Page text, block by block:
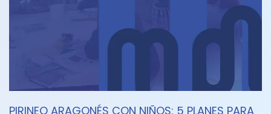
PIRINEO ARAGONÉS CON NIÑOS: 5 PLANES PARA